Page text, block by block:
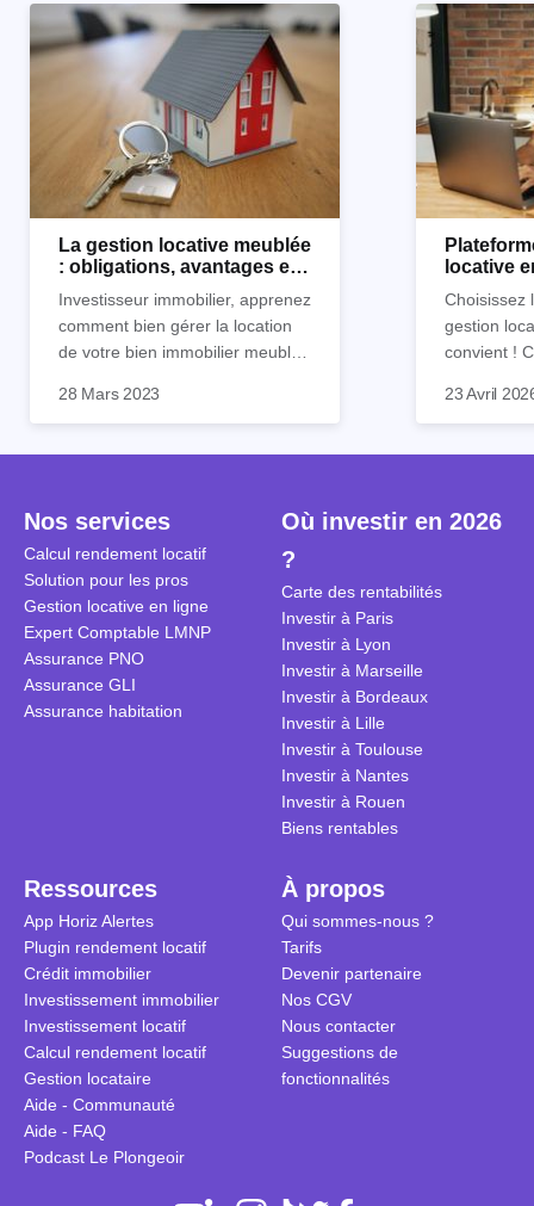
La gestion locative meublée
: obligations, avantages et
Investisseur immobilier, apprenez
comment bien gérer la location
de votre bien immobilier meublé !
obligations en tant que
inconvénients présente ce type
28 Mars 2023
locative
Choisissez
gestion
convient !
découvrez
23 Avril
Nos services
Calcul rendement locatif
Solution pour les pros
Gestion locative en ligne
Expert Comptable LMNP
Assurance PNO
Assurance GLI
Assurance habitation
Où investir en 2026
?
Carte des rentabilités
Investir à Paris
Investir à Lyon
Investir à Marseille
Investir à Bordeaux
Investir à Lille
Investir à Toulouse
Investir à Nantes
Investir à Rouen
Biens rentables
Ressources
App Horiz Alertes
Plugin rendement locatif
Crédit immobilier
Investissement immobilier
Investissement locatif
Calcul rendement locatif
Gestion locataire
Aide - Communauté
Aide - FAQ
Podcast Le Plongeoir
À propos
Qui sommes-nous ?
Tarifs
Devenir partenaire
Nos CGV
Nous contacter
Suggestions de
fonctionnalités